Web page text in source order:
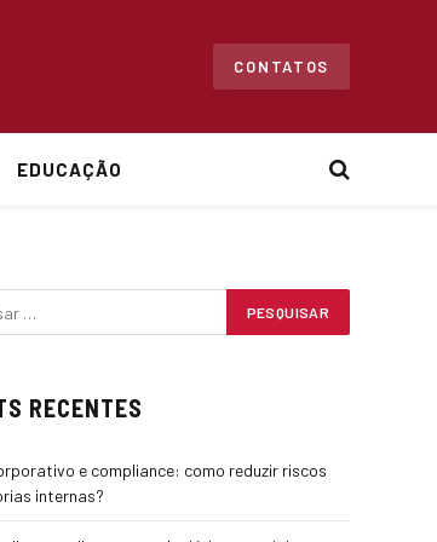
CONTATOS
EDUCAÇÃO
RECENTES
e compliance: como reduzir riscos
internas?